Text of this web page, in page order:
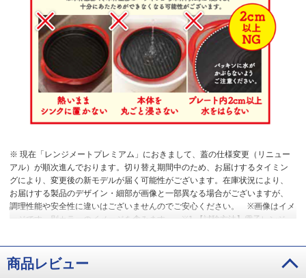
※ 現在「レンジメートプレミアム」におきまして、蓋の仕様変更（リニュー
アル）が順次進んでおります。切り替え期間中のため、お届けするタイミン
グにより、変更後の新モデルが届く可能性がございます。在庫状況により、
お届けする製品のデザイン・細部が画像と一部異なる場合がございますが、
調理性能や安全性に違いはございませんのでご安心ください。
※画像はイメ
ージです。別カラーのイメージを含みます。
※1 【試験方法】電子レンジ
表面をサーモグラフィで測定。 ※2 中まで火が通る冷凍食材は、鶏肉、サ
バ、ホタテ、エビ、餃子のみ。食材の状況によって様子を見ながら調理くだ
さい。
※3 冷凍時の厚さ2cm、約300gまで。
※4 レンジメート浅型におい
商品レビュー